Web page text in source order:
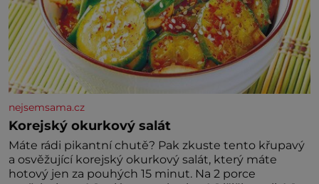
nejsemsama.cz
Korejský okurkový salát
Máte rádi pikantní chutě? Pak zkuste tento křupavý
a osvěžující korejský okurkový salát, který máte
hotový jen za pouhých 15 minut. Na 2 porce